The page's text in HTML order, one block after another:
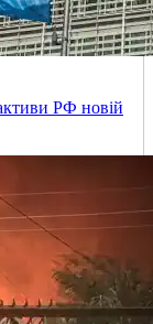
РФ новій